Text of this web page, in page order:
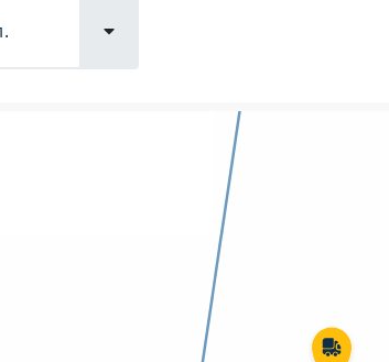
Укрпошта Стандарт/тариф «Базовий»
Доставка за межі України